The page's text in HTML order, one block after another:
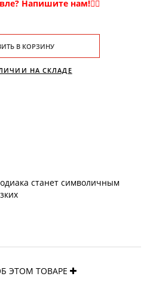
В КОРЗИНУ
НА СКЛАДЕ
станет символичным
ЭТОМ ТОВАРЕ